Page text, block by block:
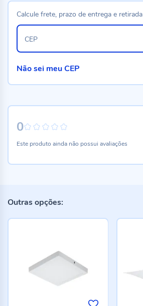
0
Este produto ainda não possui avaliações
Calcule frete, prazo de entrega e retirada
CEP
Não sei meu CEP
Outras opções: